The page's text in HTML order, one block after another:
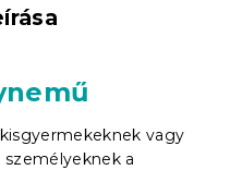
vagy
a